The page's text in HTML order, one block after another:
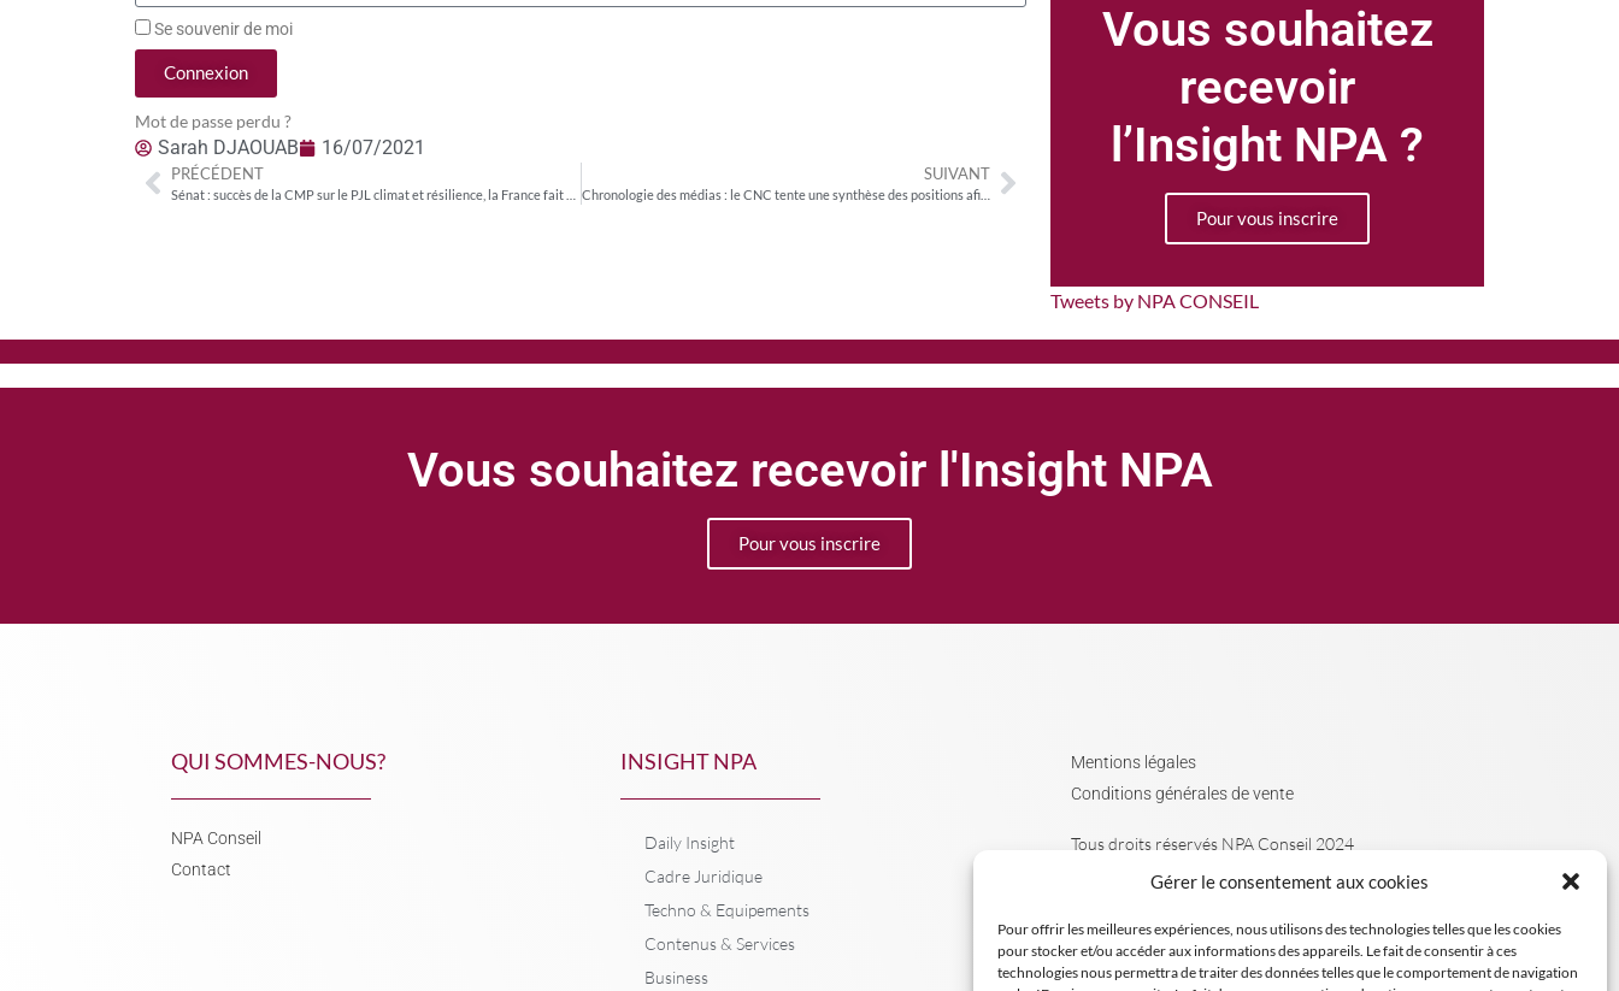
Gérer le consentement aux cookies
Pour offrir les meilleures expériences, nous utilisons des technologies telles que les cookies
pour stocker et/ou accéder aux informations des appareils. Le fait de consentir à ces
technologies nous permettra de traiter des données telles que le comportement de navigation
Vous souhaitez
recevoir
l’Insight NPA ?
Pour vous inscrire
Tweets by NPA CONSEIL
Se souvenir de moi
Connexion
Mot de passe perdu ?
Sarah DJAOUAB 16/07/2021
PRÉCÉDENT SUIVANT
Chronologie des médias : le CNC tente une synthèse des positions afin de parvenir à un accord rapidement
Vous souhaitez recevoir l'Insight NPA
Pour vous inscrire
QUI SOMMES-NOUS?
NPA Conseil
Contact
INSIGHT NPA
Daily Insight
Cadre Juridique
Techno & Equipements
Contenus & Services
Business
Mentions légales
Conditions générales de vente
Tous droits réservés NPA Conseil 2024